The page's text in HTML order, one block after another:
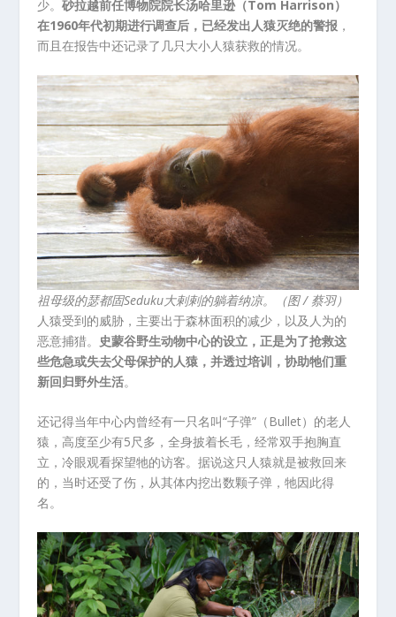
少。砂拉越前任博物院院长汤哈里逊（Tom Harrison）
在1960年代初期进行调查后，已经发出人猿灭绝的警报 ，
而且在报告中还记录了几只大小人猿获救的情况。
祖母级的瑟都固Seduku大剌剌的躺着纳凉。（图 / 蔡羽）
人猿受到的威胁，主要出于森林面积的减少，以及人为的
恶意捕猎。 史蒙谷野生动物中心的设立，正是为了抢救这
些危急或失去父母保护的人猿，并透过培训，协助牠们重
新回归野外生活。
还记得当年中心内曾经有一只名叫“子弹”（Bullet）的老人
猿，高度至少有5尺多，全身披着长毛，经常双手抱胸直
立，冷眼观看探望牠的访客。据说这只人猿就是被救回来
的，当时还受了伤，从其体内挖出数颗子弹，牠因此得
名。